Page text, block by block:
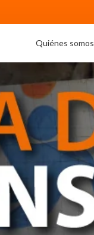
Quiénes somos